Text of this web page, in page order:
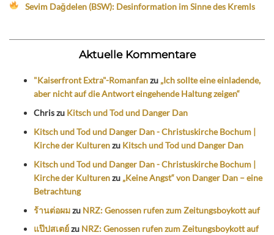
Sevim Dağdelen (BSW): Desinformation im Sinne des Kremls
Aktuelle Kommentare
"Kaiserfront Extra"-Romanfanzu „Ich sollte eine einladende,
aber nicht auf die Antwort eingehende Haltung zeigen“
Chriszu Kitsch und Tod und Danger Dan
Kitsch und Tod und Danger Dan - Christuskirche Bochum |
Kirche der Kulturenzu Kitsch und Tod und Danger Dan
Kitsch und Tod und Danger Dan - Christuskirche Bochum |
Kirche der Kulturenzu „Keine Angst“ von Danger Dan – eine
Betrachtung
ร้านต่อผมzu NRZ: Genossen rufen zum Zeitungsboykott auf
แป๊ปสเตย์zu NRZ: Genossen rufen zum Zeitungsboykott auf